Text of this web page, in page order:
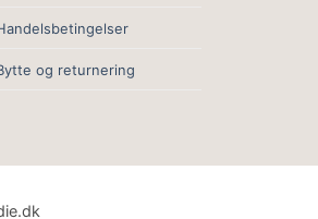
og returnering